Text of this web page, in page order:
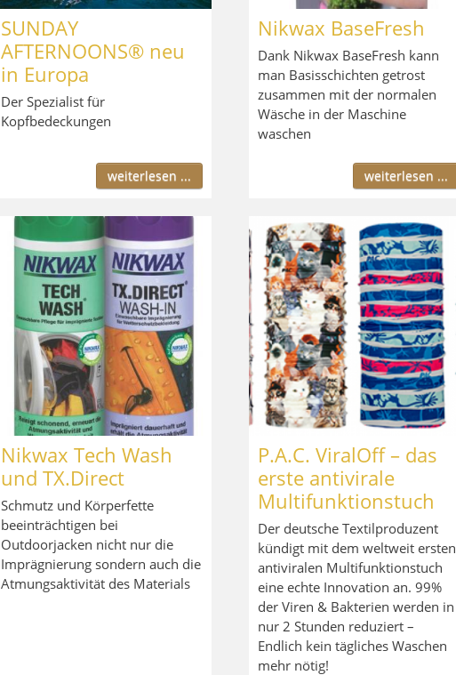
SUNDAY
AFTERNOONS® neu
in Europa
Der Spezialist für
Kopfbedeckungen
weiterlesen ...
Nikwax BaseFresh
Dank Nikwax BaseFresh kann
man Basisschichten getrost
zusammen mit der normalen
Wäsche in der Maschine
waschen
weiterlesen ...
Nikwax Tech Wash
und TX.Direct
Schmutz und Körperfette
beeinträchtigen bei
Outdoorjacken nicht nur die
Imprägnierung sondern auch die
Atmungsaktivität des Materials
P.A.C. ViralOff – das
erste antivirale
Multifunktionstuch
Der deutsche Textilproduzent
kündigt mit dem weltweit ersten
antiviralen Multifunktionstuch
eine echte Innovation an. 99%
der Viren & Bakterien werden in
nur 2 Stunden reduziert –
Endlich kein tägliches Waschen
mehr nötig!